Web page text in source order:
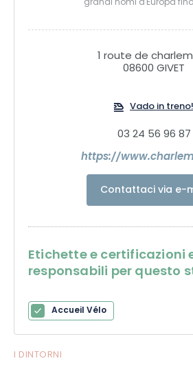
patrimonio naturale e storico di
1 route de
08600 GIVET
Vado in treno!
03 24 56 96 87
https://
Contattaci via e-
Etichette e certificazioni
responsabili per questo
Accueil Vélo
I DINTORNI